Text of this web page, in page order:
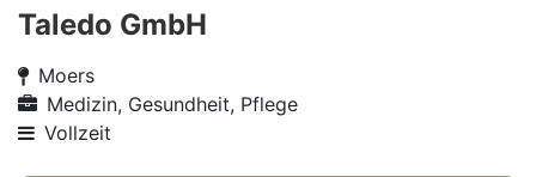
Taledo GmbH
Moers
Medizin, Gesundheit, Pflege
Vollzeit